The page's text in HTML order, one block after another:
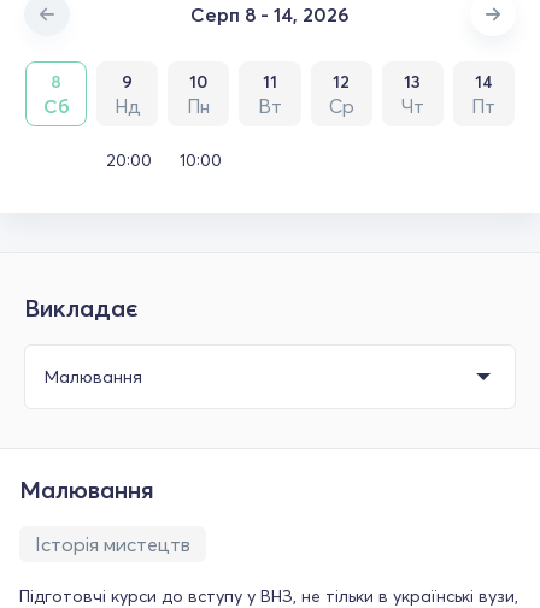
Серп 8 - 14, 2026
8
Сб
9
Нд
10
Пн
11
Вт
12
Ср
13
Чт
14
Пт
20:00 10:00
Викладає
Малювання
Історія мистецтв
Підготовчі курси до вступу у ВНЗ, не тільки в українські вузи,